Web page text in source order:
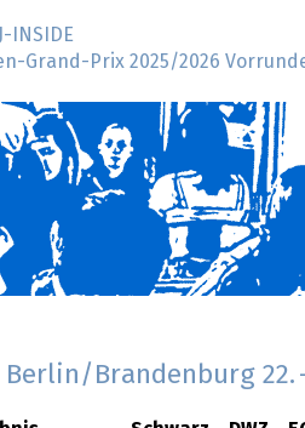
­INSIDE
Grand-Prix 2025/2026
Berlin/Brandenburg 22.